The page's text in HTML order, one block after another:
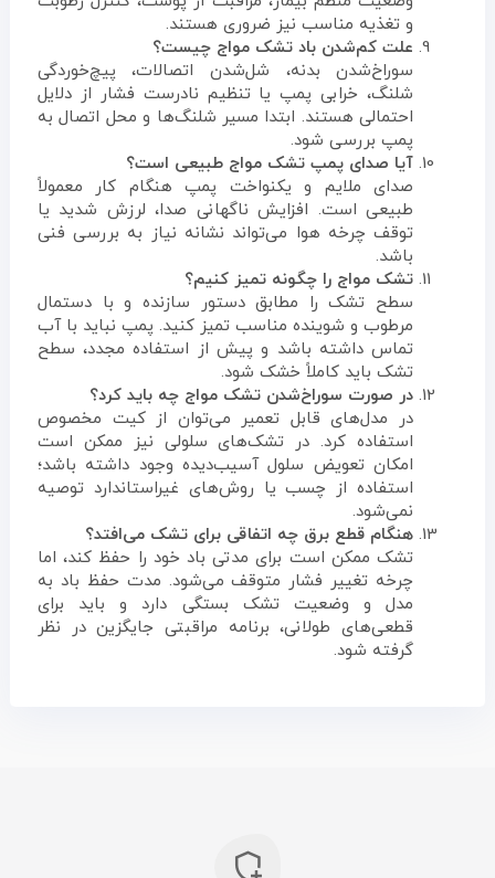
و تغذیه مناسب نیز ضروری هستند.
علت کم‌شدن باد تشک مواج چیست؟
سوراخ‌شدن بدنه، شل‌شدن اتصالات، پیچ‌خوردگی
شلنگ، خرابی پمپ یا تنظیم نادرست فشار از دلایل
احتمالی هستند. ابتدا مسیر شلنگ‌ها و محل اتصال به
پمپ بررسی شود.
آیا صدای پمپ تشک مواج طبیعی است؟
صدای ملایم و یکنواخت پمپ هنگام کار معمولاً
طبیعی است. افزایش ناگهانی صدا، لرزش شدید یا
توقف چرخه هوا می‌تواند نشانه نیاز به بررسی فنی
باشد.
تشک مواج را چگونه تمیز کنیم؟
سطح تشک را مطابق دستور سازنده و با دستمال
مرطوب و شوینده مناسب تمیز کنید. پمپ نباید با آب
تماس داشته باشد و پیش از استفاده مجدد، سطح
تشک باید کاملاً خشک شود.
در صورت سوراخ‌شدن تشک مواج چه باید کرد؟
در مدل‌های قابل تعمیر می‌توان از کیت مخصوص
استفاده کرد. در تشک‌های سلولی نیز ممکن است
امکان تعویض سلول آسیب‌دیده وجود داشته باشد؛
استفاده از چسب یا روش‌های غیراستاندارد توصیه
نمی‌شود.
هنگام قطع برق چه اتفاقی برای تشک می‌افتد؟
تشک ممکن است برای مدتی باد خود را حفظ کند، اما
چرخه تغییر فشار متوقف می‌شود. مدت حفظ باد به
مدل و وضعیت تشک بستگی دارد و باید برای
قطعی‌های طولانی، برنامه مراقبتی جایگزین در نظر
گرفته شود.